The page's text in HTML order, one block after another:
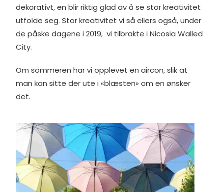
dekorativt, en blir riktig glad av å se stor kreativitet
utfolde seg. Stor kreativitet vi så ellers også, under
de påske dagene i 2019, vi tilbrakte i Nicosia Walled
City.
Om sommeren har vi opplevet en aircon, slik at
man kan sitte der ute i «blæsten» om en ønsker
det.